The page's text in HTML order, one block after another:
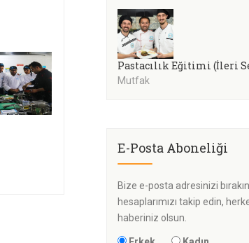
Pastacılık Eğitimi (İleri
Mutfak
E-Posta Aboneliği
Bize e-posta adresinizi
hesaplarımızı takip edin,
haberiniz olsun.